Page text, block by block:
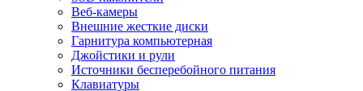
Веб-камеры
Внешние жесткие диски
Гарнитура компьютерная
Джойстики и рули
Источники бесперебойного питания
Клавиатуры